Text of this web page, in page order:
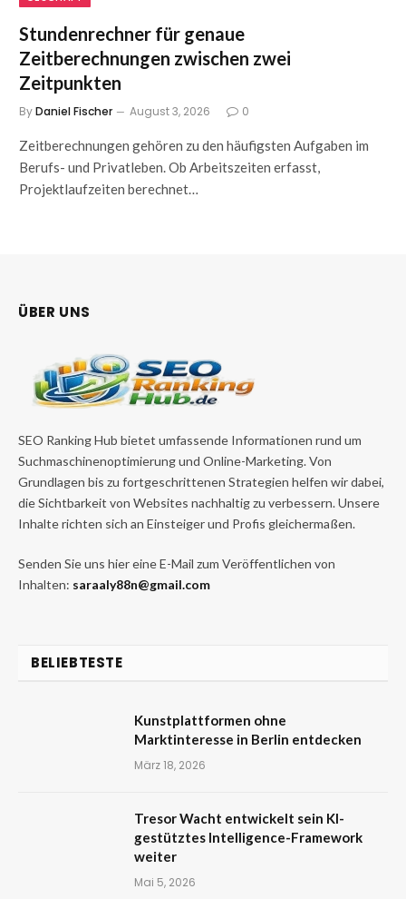
Stundenrechner für genaue
Zeitberechnungen zwischen zwei
Zeitpunkten
ByDaniel Fischer August 3, 2026 0
Zeitberechnungen gehören zu den häufigsten Aufgaben im
Berufs- und Privatleben. Ob Arbeitszeiten erfasst,
Projektlaufzeiten berechnet…
ÜBER UNS
SEO Ranking Hub bietet umfassende Informationen rund um
Suchmaschinenoptimierung und Online-Marketing. Von
Grundlagen bis zu fortgeschrittenen Strategien helfen wir dabei,
die Sichtbarkeit von Websites nachhaltig zu verbessern. Unsere
Inhalte richten sich an Einsteiger und Profis gleichermaßen.
Senden Sie uns hier eine E-Mail zum Veröffentlichen von
Inhalten: saraaly88n@gmail.com
BELIEBTESTE
Kunstplattformen ohne
Marktinteresse in Berlin entdecken
März 18, 2026
Tresor Wacht entwickelt sein KI-
gestütztes Intelligence-Framework
weiter
Mai 5, 2026